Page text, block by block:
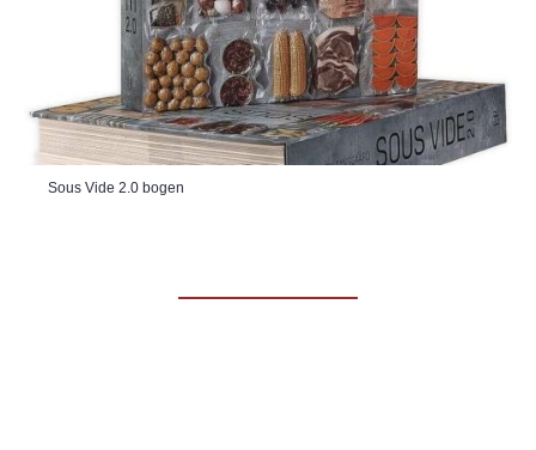
Sous Vide 2.0 bogen